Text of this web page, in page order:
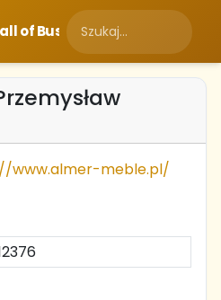
of Business
www.almer-meble.pl/